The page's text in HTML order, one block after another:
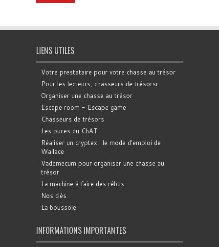
LIENS UTILES
Votre prestataire pour votre chasse au trésor
Pour les lecteurs, chasseurs de trésorsr
Organiser une chasse au trésor
Escape room - Escape game
Chasseurs de trésors
Les puces du ChAT
Réaliser un cryptex : le mode d'emploi de
Wallace
Vademecum pour organiser une chasse au
trésor
La machine à faire des rébus
Nos clés
La boussole
INFORMATIONS IMPORTANTES